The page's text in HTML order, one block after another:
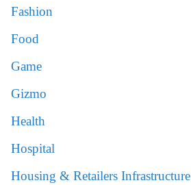
Fashion
Food
Game
Gizmo
Health
Hospital
Housing & Retailers Infrastructure